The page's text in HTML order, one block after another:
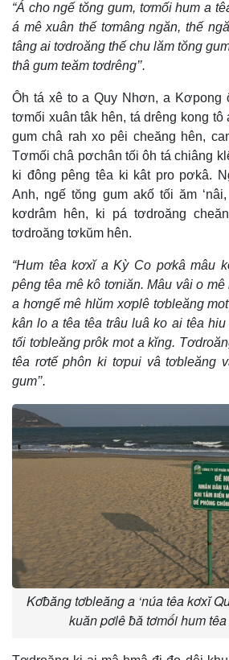
“Á cho ngế tŏng gum, tơmối hum a
á mê xuân thế tơmâng ngăn, thế
tâng ai tơdroăng thế chu lăm tŏng
thâ gum teăm tơdrêng’’.
Ôh tá xê to a Quy Nhơn, a Kơpong
tơmối xuân tâk hên, tá drêng kong tô
gum châ rah xo pêi cheăng hên,
Tơmối châ pơchân tối ôh tá chiâng
ki đông pêng têa ki kât pro pơkâ.
Anh, ngế tŏng gum akố tối ăm
kơdrâm hên, ki pá tơdroăng
tơdroăng tơkŭm hên.
“Hum têa kơxĭ a Kỳ Co pơkâ mâu
pêng têa mê kô tơniăn. Mâu vâi o
a hơngế mê hlŭm xơplê tơbleăng
kân lo a têa têa trâu luâ ko ai têa
tối tơbleăng prôk mot a kĭng.
têa rơtế phôn ki tơpui vâ tơbleăng
gum’’.
Kơƀăng tơbleăng a ‘núa têa kơxĭ
kuăn pơlê ƀă tơmối hum